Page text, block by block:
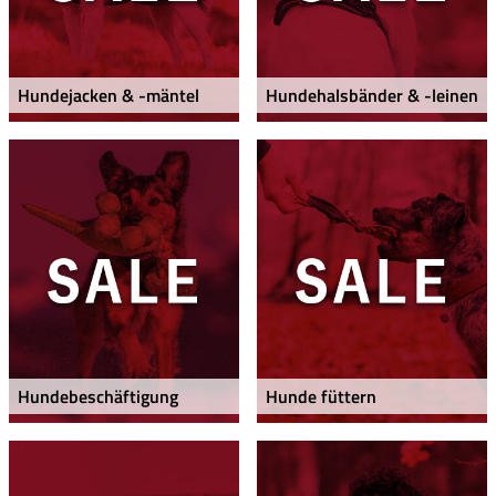
Hundejacken & -mäntel Hundehalsbänder & -leinen
Hundebeschäftigung Hunde füttern